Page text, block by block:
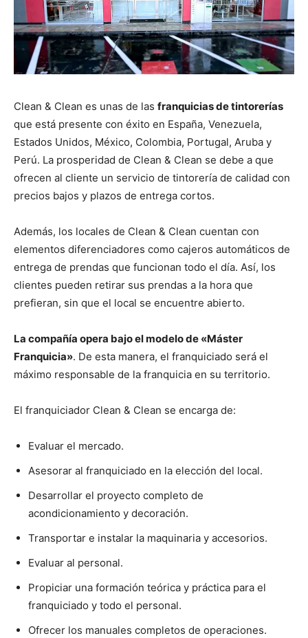
Clean & Clean es unas de las franquicias de tintorerías
que está presente con éxito en España, Venezuela,
Estados Unidos, México, Colombia, Portugal, Aruba y
Perú. La prosperidad de Clean & Clean se debe a que
ofrecen al cliente un servicio de tintorería de calidad con
precios bajos y plazos de entrega cortos.
Además, los locales de Clean & Clean cuentan con
elementos diferenciadores como cajeros automáticos de
entrega de prendas que funcionan todo el día. Así, los
clientes pueden retirar sus prendas a la hora que
prefieran, sin que el local se encuentre abierto.
La compañía opera bajo el modelo de «Máster
Franquicia». De esta manera, el franquiciado será el
máximo responsable de la franquicia en su territorio.
El franquiciador Clean & Clean se encarga de:
Evaluar el mercado.
Asesorar al franquiciado en la elección del local.
Desarrollar el proyecto completo de
acondicionamiento y decoración.
Transportar e instalar la maquinaria y accesorios.
Evaluar al personal.
Propiciar una formación teórica y práctica para el
franquiciado y todo el personal.
Ofrecer los manuales completos de operaciones.